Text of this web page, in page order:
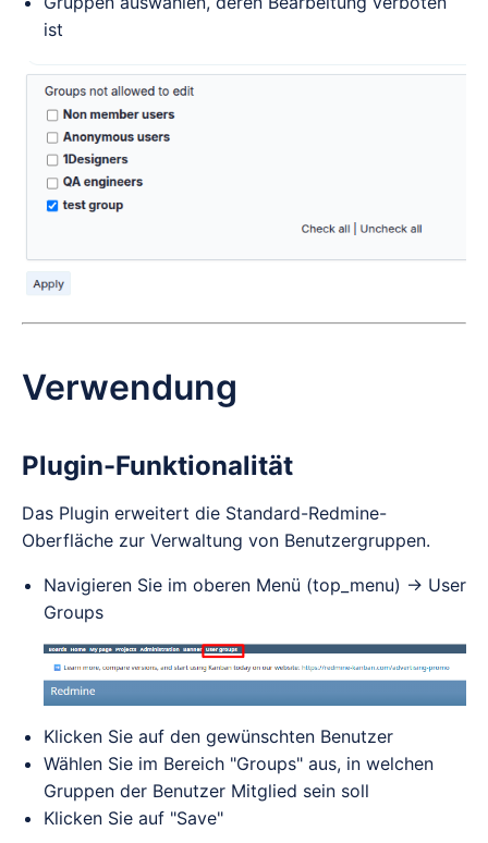
ist
Verwendung
Plugin-Funktionalität
Das Plugin erweitert die Standard-Redmine-
Oberfläche zur Verwaltung von Benutzergruppen.
Navigieren Sie im oberen Menü (top_menu) → User
Groups
Klicken Sie auf den gewünschten Benutzer
Wählen Sie im Bereich "Groups" aus, in welchen
Gruppen der Benutzer Mitglied sein soll
Klicken Sie auf "Save"